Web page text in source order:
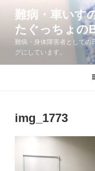
へ
難病・車
たぐっちょの
難病・身体障害者としての
グにしています。
img_1773